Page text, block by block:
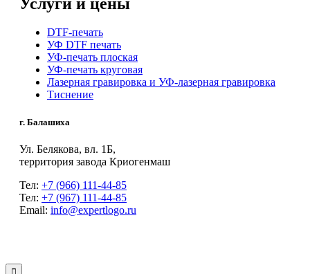
DTF-печать
УФ DTF печать
УФ-печать плоская
УФ-печать круговая
Лазерная гравировка и УФ-лазерная гравировка
Тиснение
г. Балашиха
Ул. Белякова, вл. 1Б,
территория завода Криогенмаш
Тел: +7 (966) 111-44-85
Тел: +7 (967) 111-44-85
Email: info@expertlogo.ru